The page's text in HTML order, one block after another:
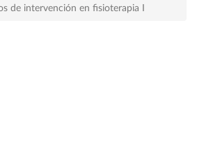
de intervención en fisioterapia I